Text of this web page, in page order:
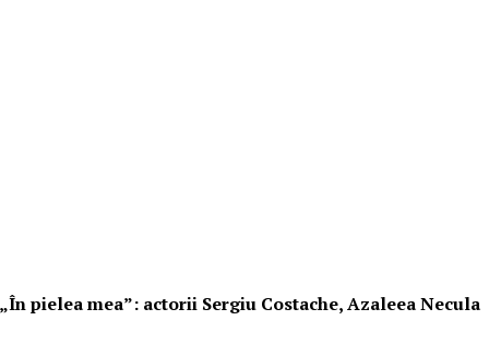
pielea mea”: actorii Sergiu Costache, Azaleea Necula